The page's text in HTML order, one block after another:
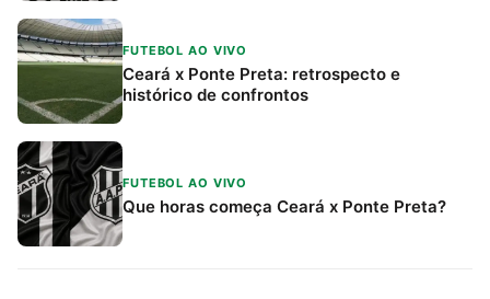
FUTEBOL AO VIVO
Ceará x Ponte Preta: retrospecto e
histórico de confrontos
FUTEBOL AO VIVO
Que horas começa Ceará x Ponte Preta?